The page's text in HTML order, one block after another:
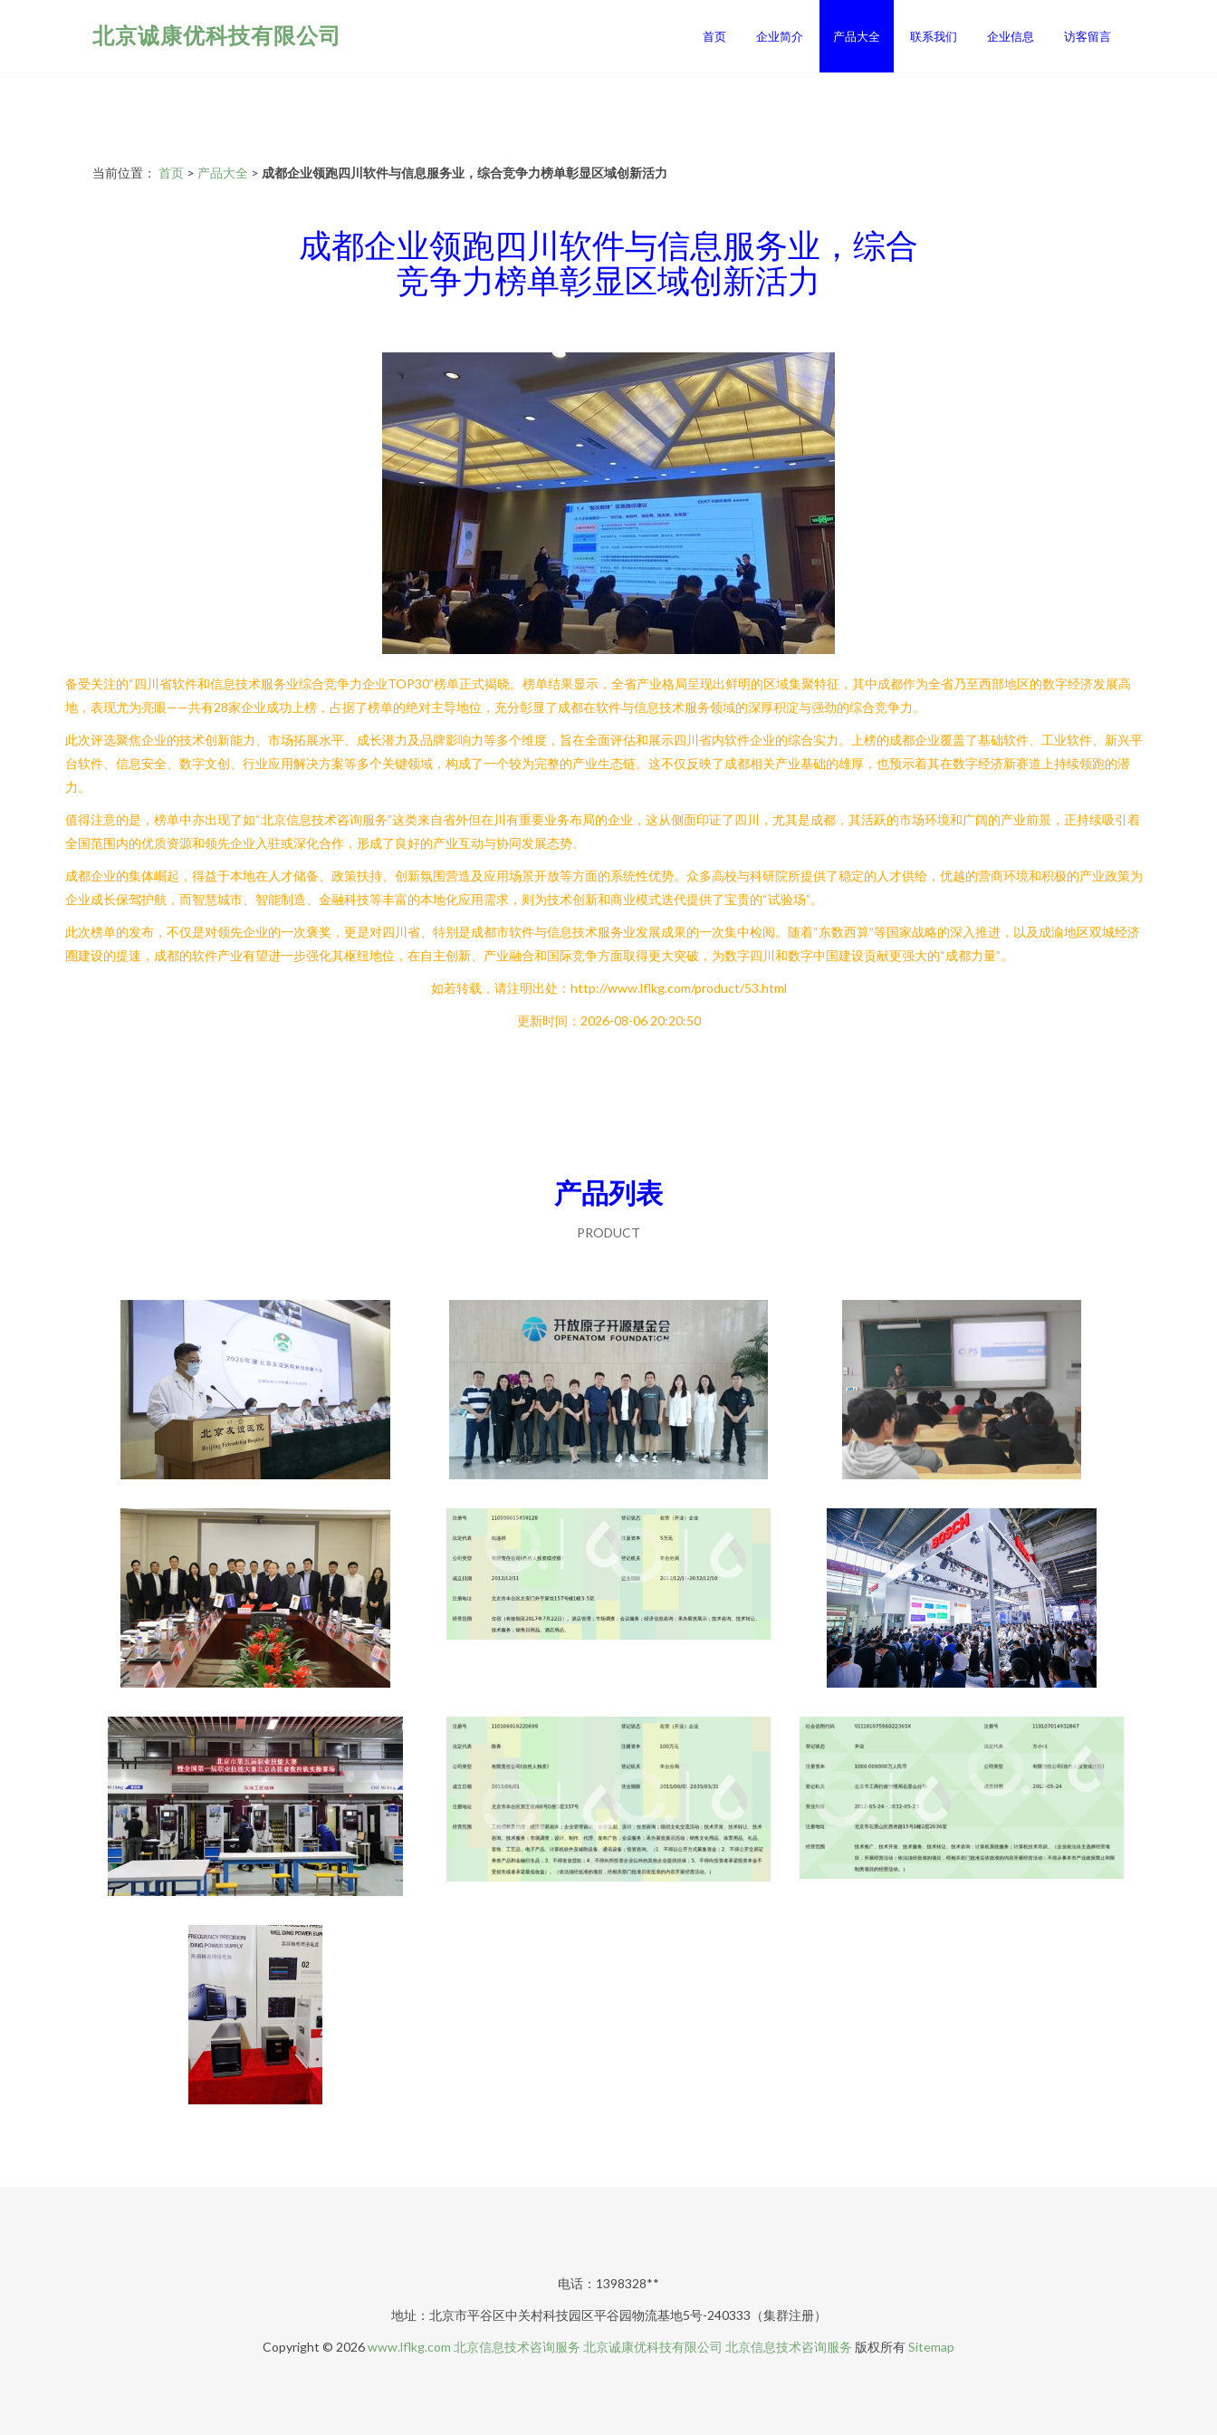
北京诚康优科技有限公司 首页 企业简介 产品大全 联系我们 企业信息 访客留言
当前位置： 首页 > 产品大全 > 成都企业领跑四川软件与信息服务业，综合竞争力榜单彰显区域创新活力
成都企业领跑四川软件与信息服务业，综合
竞争力榜单彰显区域创新活力
备受关注的“四川省软件和信息技术服务业综合竞争力企业TOP30”榜单正式揭晓。榜单结果显示，全省产业格局呈现出鲜明的区域集聚特征，其中成都作为全省乃至西部地区的数字经济发展高
地，表现尤为亮眼——共有28家企业成功上榜，占据了榜单的绝对主导地位，充分彰显了成都在软件与信息技术服务领域的深厚积淀与强劲的综合竞争力。
此次评选聚焦企业的技术创新能力、市场拓展水平、成长潜力及品牌影响力等多个维度，旨在全面评估和展示四川省内软件企业的综合实力。上榜的成都企业覆盖了基础软件、工业软件、新兴平
台软件、信息安全、数字文创、行业应用解决方案等多个关键领域，构成了一个较为完整的产业生态链。这不仅反映了成都相关产业基础的雄厚，也预示着其在数字经济新赛道上持续领跑的潜
力。
值得注意的是，榜单中亦出现了如“北京信息技术咨询服务”这类来自省外但在川有重要业务布局的企业，这从侧面印证了四川，尤其是成都，其活跃的市场环境和广阔的产业前景，正持续吸引着
全国范围内的优质资源和领先企业入驻或深化合作，形成了良好的产业互动与协同发展态势。
成都企业的集体崛起，得益于本地在人才储备、政策扶持、创新氛围营造及应用场景开放等方面的系统性优势。众多高校与科研院所提供了稳定的人才供给，优越的营商环境和积极的产业政策为
企业成长保驾护航，而智慧城市、智能制造、金融科技等丰富的本地化应用需求，则为技术创新和商业模式迭代提供了宝贵的“试验场”。
此次榜单的发布，不仅是对领先企业的一次褒奖，更是对四川省、特别是成都市软件与信息技术服务业发展成果的一次集中检阅。随着“东数西算”等国家战略的深入推进，以及成渝地区双城经济
圈建设的提速，成都的软件产业有望进一步强化其枢纽地位，在自主创新、产业融合和国际竞争方面取得更大突破，为数字四川和数字中国建设贡献更强大的“成都力量”。
如若转载，请注明出处：http://www.lflkg.com/product/53.html
更新时间：2026-08-06 20:20:50
产品列表
PRODUCT
电话：1398328**
地址：北京市平谷区中关村科技园区平谷园物流基地5号-240333（集群注册）
Copyright © 2026www.lflkg.com 北京信息技术咨询服务 北京诚康优科技有限公司 北京信息技术咨询服务 版权所有Sitemap